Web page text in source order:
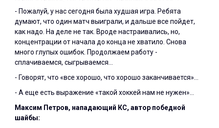
- Пожалуй, у нас сегодня была худшая игра. Ребята
думают, что один матч выиграли, и дальше все пойдет,
как надо. На деле не так. Вроде настраивались, но,
концентрации от начала до конца не хватило. Снова
много глупых ошибок. Продолжаем работу -
сплачиваемся, сыгрываемся…
- Говорят, что «все хорошо, что хорошо заканчивается»…
- А еще есть выражение «такой хоккей нам не нужен»…
Максим Петров, нападающий КС, автор победной
шайбы: